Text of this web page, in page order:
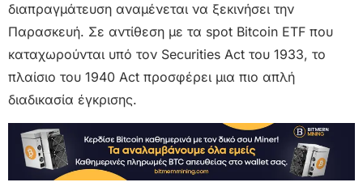
διαπραγμάτευση αναμένεται να ξεκινήσει την
Παρασκευή. Σε αντίθεση με τα spot Bitcoin ETF που
καταχωρούνται υπό τον Securities Act του 1933, το
πλαίσιο του 1940 Act προσφέρει μια πιο απλή
διαδικασία έγκρισης.